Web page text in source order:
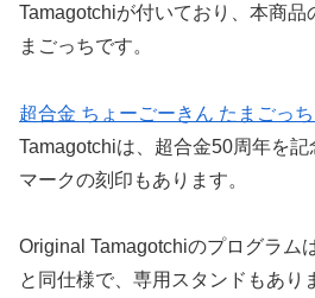
Tamagotchiが付いており、本商品
まごっちです。
超合金 ちょーごーきん たまごっ
Tamagotchiは、超合金50周年を
マークの刻印もあります。
Original Tamagotchiのプログラム
と同仕様で、専用スタンドもあり